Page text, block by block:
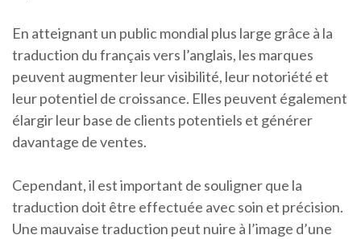
En atteignant un public mondial plus large grâce à la
traduction du français vers l’anglais, les marques
peuvent augmenter leur visibilité, leur notoriété et
leur potentiel de croissance. Elles peuvent également
élargir leur base de clients potentiels et générer
davantage de ventes.
Cependant, il est important de souligner que la
traduction doit être effectuée avec soin et précision.
Une mauvaise traduction peut nuire à l’image d’une